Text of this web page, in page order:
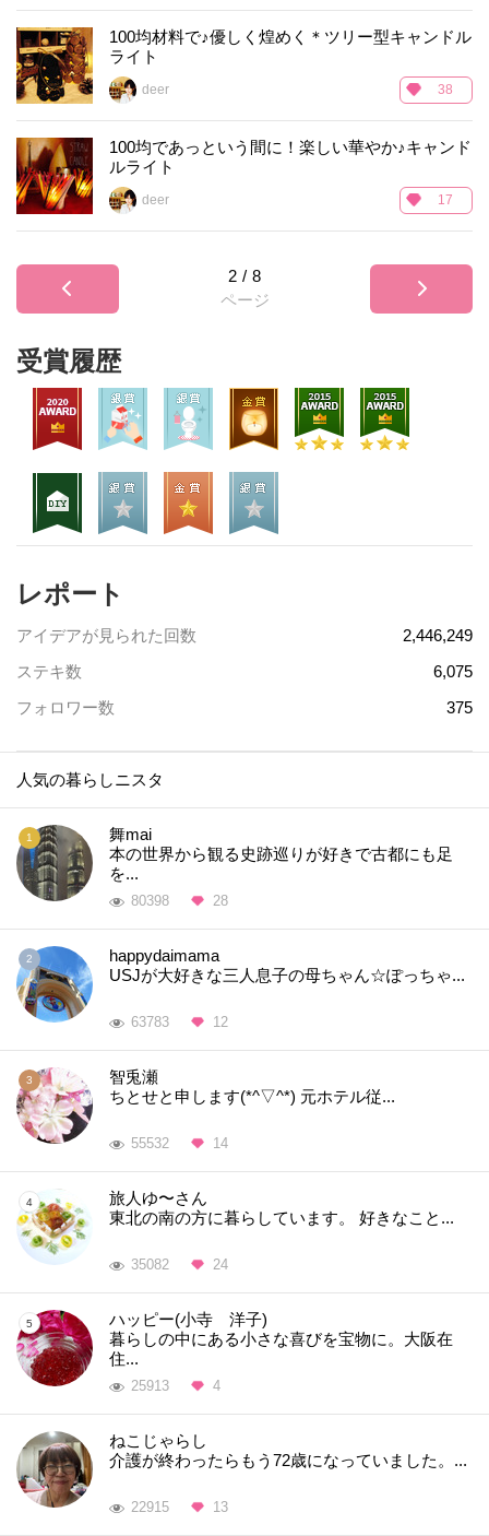
100均材料で♪優しく煌めく＊ツリー型キャンドル
ライト
deer 38
100均であっという間に！楽しい華やか♪キャンド
ルライト
deer 17
2 / 8
ページ
受賞履歴
レポート
アイデアが見られた回数
2,446,249
ステキ数
6,075
フォロワー数
375
人気の暮らしニスタ
舞mai
本の世界から観る史跡巡りが好きで古都にも足
を...
80398 28
happydaimama
USJが大好きな三人息子の母ちゃん☆ぽっちゃ...
63783 12
智兎瀬
ちとせと申します(*^▽^*) 元ホテル従...
55532 14
旅人ゆ〜さん
東北の南の方に暮らしています。 好きなこと...
35082 24
ハッピー(小寺 洋子)
暮らしの中にある小さな喜びを宝物に。大阪在
住...
25913 4
ねこじゃらし
介護が終わったらもう72歳になっていました。...
22915 13